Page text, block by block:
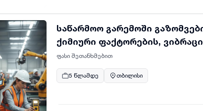
საწარმოო გარემოში
ქიმიური ფაქტორების,
ფასი შეთანხმებით
5 წლამდე თბილისი